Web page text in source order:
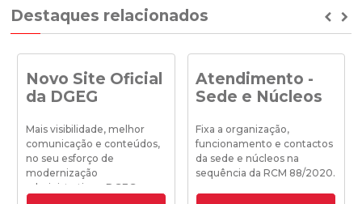
Destaques relacionados
Novo Site Oficial
da DGEG
Mais visibilidade, melhor
comunicação e conteúdos,
no seu esforço de
modernização
administrativa a DGEG
Atendimento -
Sede e Núcleos
Fixa a organização,
funcionamento e contactos
da sede e núcleos na
sequência da RCM 88/2020.